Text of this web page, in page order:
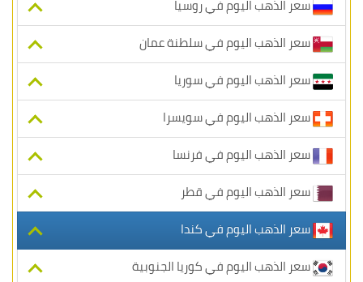
سعر الذهب اليوم في روسيا
سعر الذهب اليوم في سلطنة عمان
سعر الذهب اليوم في سوريا
سعر الذهب اليوم في سويسرا
سعر الذهب اليوم في فرنسا
سعر الذهب اليوم في قطر
سعر الذهب اليوم في كندا
سعر الذهب اليوم في كوريا الجنوبية